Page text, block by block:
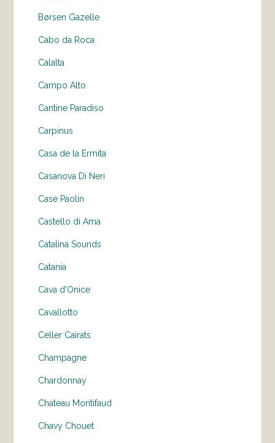
Børsen Gazelle
Cabo da Roca
Calalta
Campo Alto
Cantine Paradiso
Carpinus
Casa de la Ermita
Casanova Di Neri
Case Paolin
Castello di Ama
Catalina Sounds
Catania
Cava d'Onice
Cavallotto
Celler Cairats
Champagne
Chardonnay
Chateau Montifaud
Chavy Chouet